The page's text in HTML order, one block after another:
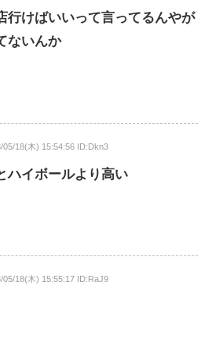
行けばいいって言ってるんやが
ないんか
05/18(木) 15:54:56 ID:Dkn3
ハイボールより高い
05/18(木) 15:55:17 ID:RaJ9